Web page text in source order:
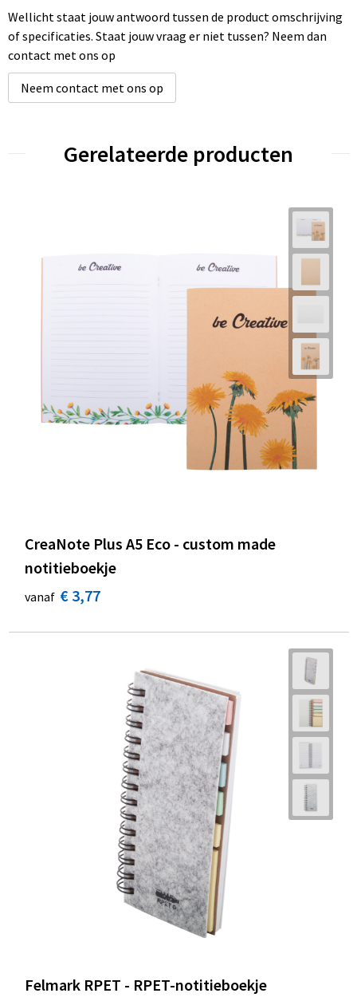
Wellicht staat jouw antwoord tussen de product omschrijving
of specificaties. Staat jouw vraag er niet tussen? Neem dan
contact met ons op
Neem contact met ons op
Gerelateerde producten
CreaNote Plus A5 Eco - custom made
notitieboekje
vanaf € 3,77
Felmark RPET - RPET-notitieboekje